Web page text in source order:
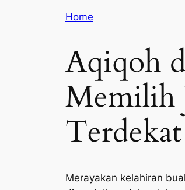
Home
Aqiqoh
Memilih
Merayakan kelahiran